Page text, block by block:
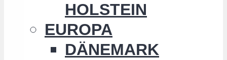
HOLSTEIN
EUROPA
DÄNEMARK